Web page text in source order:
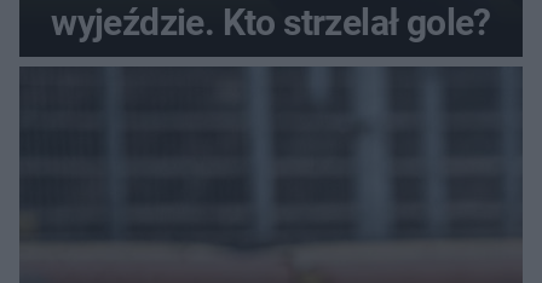
wyjeździe. Kto strzelał gole?